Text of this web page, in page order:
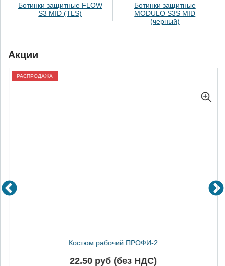
Ботинки защитные FLOW
S3 MID (TLS)
Ботинки защитные
MODULO S3S MID
(черный)
Акции
РАСПРОДАЖА
Костюм рабочий ПРОФИ-2
22.50 руб (без НДС)